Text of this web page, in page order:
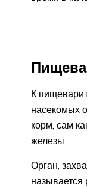
К
насекомых
корм, сам
железы.
Орган,
называется